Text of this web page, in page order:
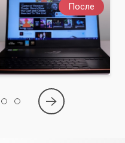
После